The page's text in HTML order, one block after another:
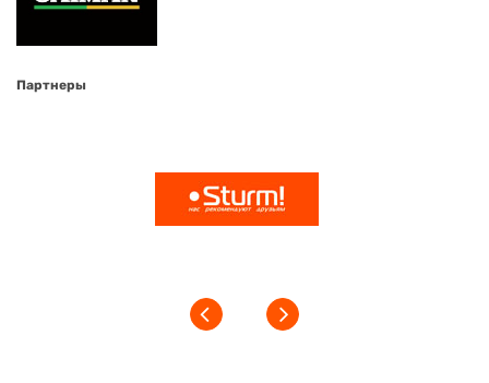
Партнеры